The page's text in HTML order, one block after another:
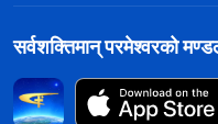
सर्वशक्तिमान्‌ परमेश्‍वरको